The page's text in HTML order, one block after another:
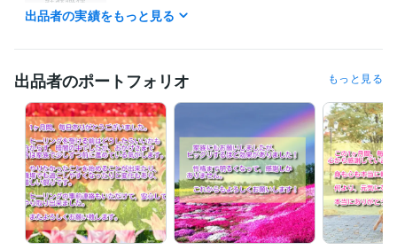
営業 / 法人営業 経験年数 : 15年
営業 / 営業事務・アシスタント 経験年数 : 9年
事務・ビジネスサポート / 事務（一般事務）
ライフスタイル・その他 / 占い師
受賞歴
ゴールドランクに昇格 プラチナランクに昇格
ビジネス・クリエイティブツール
Excel:15年PowerPoint:3年Word:15年
得意分野
占い 強力浄化（ヒーリング） 強力祈祷
出品者の実績をもっと見る
出品者のポートフォリオ もっと見る